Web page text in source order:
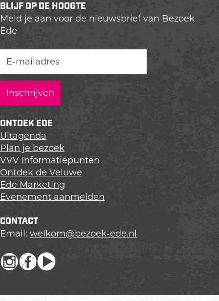
l
d
e
e
a
g
i
n
a
o
p
L
i
n
k
e
n
l
d
e
a
g
i
n
o
p
F
a
c
e
b
o
k
l
d
e
a
g
i
n
o
p
X
BLIJF OP DE HOOGTE
Meld je aan voor de nieuwsbrief van Bezoek
Ede
ONTDEK EDE
Uitagenda
Plan je bezoek
VVV Informatiepunten
Ontdek de Veluwe
Ede Marketing
Evenement aanmelden
CONTACT
Email: welkom@bezoek-ede.nl
I
F
Y